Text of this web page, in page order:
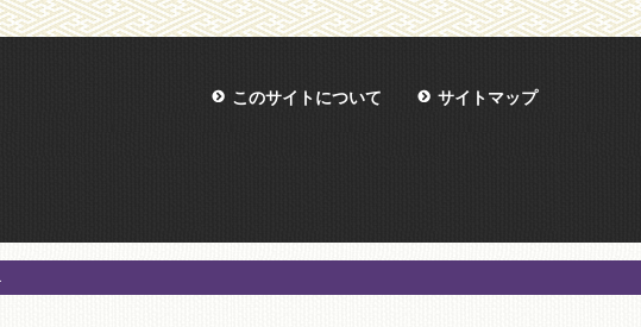
このサイトについて サイトマップ